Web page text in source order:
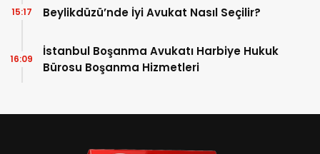
Beylikdüzü’nde İyi Avukat Nasıl Seçilir?
15:17
İstanbul Boşanma Avukatı Harbiye Hukuk
Bürosu Boşanma Hizmetleri
16:09